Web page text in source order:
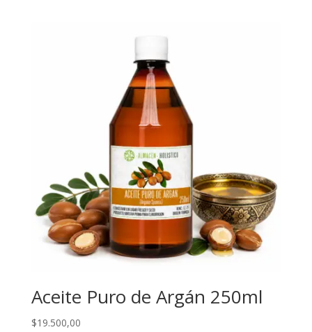
Aceite Puro de Argán 250ml
$19.500,00